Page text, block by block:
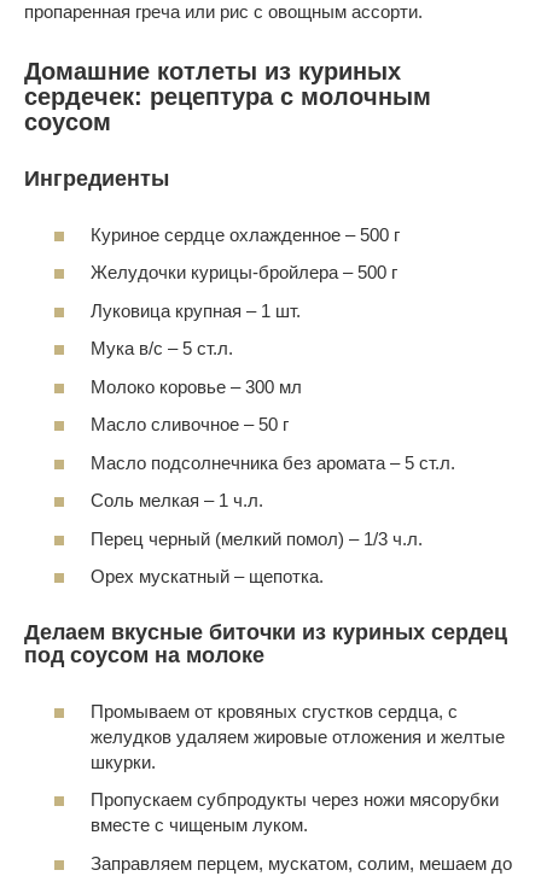
пропаренная греча или рис с овощным ассорти.
Домашние котлеты из куриных
сердечек: рецептура с молочным
соусом
Ингредиенты
Куриное сердце охлажденное – 500 г
Желудочки курицы-бройлера – 500 г
Луковица крупная – 1 шт.
Мука в/с – 5 ст.л.
Молоко коровье – 300 мл
Масло сливочное – 50 г
Масло подсолнечника без аромата – 5 ст.л.
Соль мелкая – 1 ч.л.
Перец черный (мелкий помол) – 1/3 ч.л.
Орех мускатный – щепотка.
Делаем вкусные биточки из куриных сердец
под соусом на молоке
Промываем от кровяных сгустков сердца, с
желудков удаляем жировые отложения и желтые
шкурки.
Пропускаем субпродукты через ножи мясорубки
вместе с чищеным луком.
Заправляем перцем, мускатом, солим, мешаем до